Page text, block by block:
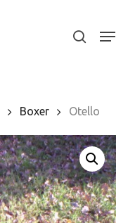
search
Menu
Boxer Otello
Close